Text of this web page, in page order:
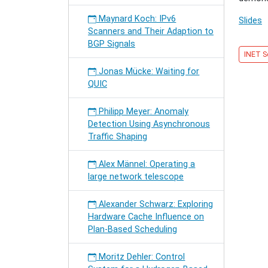
Slides
INET
Maynard Koch: IPv6
Scanners and Their Adaption to
BGP Signals
Jonas Mücke: Waiting for
QUIC
Philipp Meyer: Anomaly
Detection Using Asynchronous
Traffic Shaping
Alex Männel: Operating a
large network telescope
Alexander Schwarz: Exploring
Hardware Cache Influence on
Plan-Based Scheduling
Moritz Dehler: Control